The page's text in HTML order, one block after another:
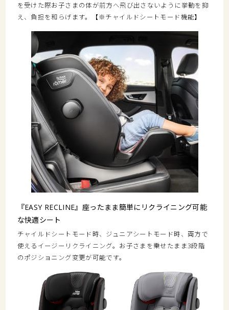
を受けた際お子さまの体が前方へ飛び出さないように挙動を抑
え、負担を和らげます。【※チャイルドシートモード機能】
『EASY RECLINE』座ったまま簡単にリクライニング可能
な快適シート
チャイルドシートモード時、ジュニアシートモード時、両方で
使えるイージーリクライニング。お子さまを乗せたまま3段階
のポジショニング変更が可能です。